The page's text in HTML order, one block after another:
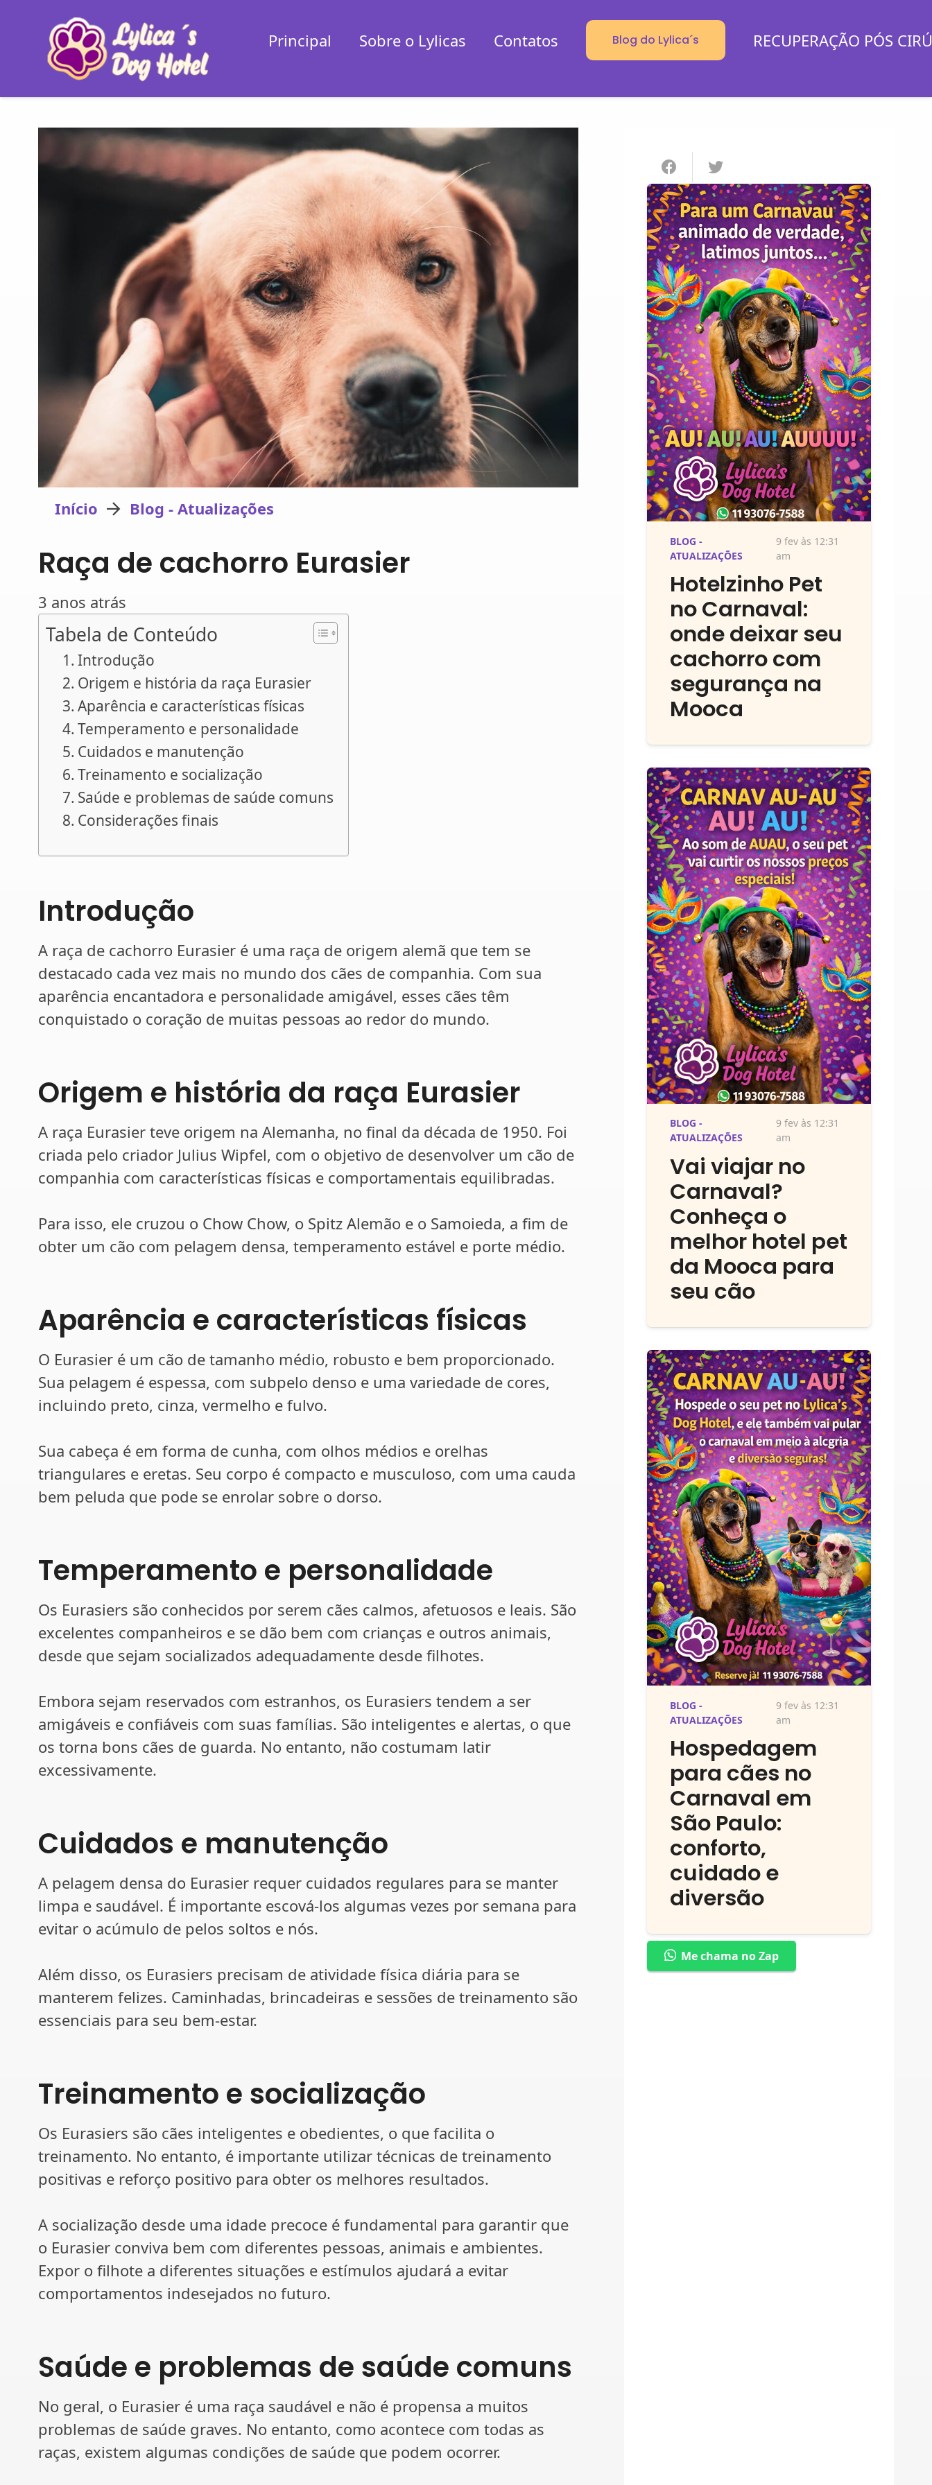
Principal Sobre o Lylicas Contatos Blog do Lylica´s RECUPERAÇÃO PÓS
Início Blog - Atualizações
Raça de cachorro Eurasier
3 anos atrás
Tabela de Conteúdo
Introdução
Origem e história da raça Eurasier
Aparência e características físicas
Temperamento e personalidade
Cuidados e manutenção
Treinamento e socialização
Saúde e problemas de saúde comuns
Considerações finais
Introdução
A raça de cachorro Eurasier é uma raça de origem alemã que tem se
destacado cada vez mais no mundo dos cães de companhia. Com sua
aparência encantadora e personalidade amigável, esses cães têm
conquistado o coração de muitas pessoas ao redor do mundo.
Origem e história da raça Eurasier
A raça Eurasier teve origem na Alemanha, no final da década de 1950. Foi
criada pelo criador Julius Wipfel, com o objetivo de desenvolver um cão de
companhia com características físicas e comportamentais equilibradas.
Para isso, ele cruzou o Chow Chow, o Spitz Alemão e o Samoieda, a fim de
obter um cão com pelagem densa, temperamento estável e porte médio.
Aparência e características físicas
O Eurasier é um cão de tamanho médio, robusto e bem proporcionado.
Sua pelagem é espessa, com subpelo denso e uma variedade de cores,
incluindo preto, cinza, vermelho e fulvo.
Sua cabeça é em forma de cunha, com olhos médios e orelhas
triangulares e eretas. Seu corpo é compacto e musculoso, com uma cauda
bem peluda que pode se enrolar sobre o dorso.
Temperamento e personalidade
Os Eurasiers são conhecidos por serem cães calmos, afetuosos e leais. São
excelentes companheiros e se dão bem com crianças e outros animais,
desde que sejam socializados adequadamente desde filhotes.
Embora sejam reservados com estranhos, os Eurasiers tendem a ser
amigáveis e confiáveis com suas famílias. São inteligentes e alertas, o que
os torna bons cães de guarda. No entanto, não costumam latir
excessivamente.
Cuidados e manutenção
A pelagem densa do Eurasier requer cuidados regulares para se manter
limpa e saudável. É importante escová-los algumas vezes por semana para
evitar o acúmulo de pelos soltos e nós.
Além disso, os Eurasiers precisam de atividade física diária para se
manterem felizes. Caminhadas, brincadeiras e sessões de treinamento são
essenciais para seu bem-estar.
Treinamento e socialização
Os Eurasiers são cães inteligentes e obedientes, o que facilita o
treinamento. No entanto, é importante utilizar técnicas de treinamento
positivas e reforço positivo para obter os melhores resultados.
A socialização desde uma idade precoce é fundamental para garantir que
o Eurasier conviva bem com diferentes pessoas, animais e ambientes.
Expor o filhote a diferentes situações e estímulos ajudará a evitar
comportamentos indesejados no futuro.
Saúde e problemas de saúde comuns
No geral, o Eurasier é uma raça saudável e não é propensa a muitos
problemas de saúde graves. No entanto, como acontece com todas as
raças, existem algumas condições de saúde que podem ocorrer.
BLOG -
ATUALIZAÇÕES
9 fev às 12:31
am
Hotelzinho Pet
no Carnaval:
onde deixar seu
cachorro com
segurança na
Mooca
BLOG -
ATUALIZAÇÕES
9 fev às 12:31
am
Vai viajar no
Carnaval?
Conheça o
melhor hotel pet
da Mooca para
seu cão
BLOG -
ATUALIZAÇÕES
9 fev às 12:31
am
Hospedagem
para cães no
Carnaval em
São Paulo:
conforto,
cuidado e
diversão
Me chama no Zap